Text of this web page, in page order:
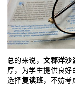
总的来说，文郡洋沙
厚，为学生提供良好
选择复读班，不妨考